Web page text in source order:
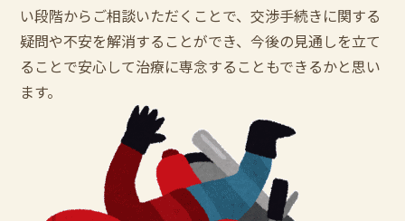
い段階からご相談いただくことで、交渉手続きに関する
疑問や不安を解消することができ、今後の見通しを立て
ることで安心して治療に専念することもできるかと思い
ます。